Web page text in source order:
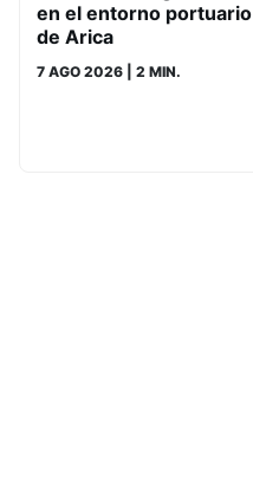
en el entorno portuario
de Arica
7 AGO 2026 | 2 MIN.